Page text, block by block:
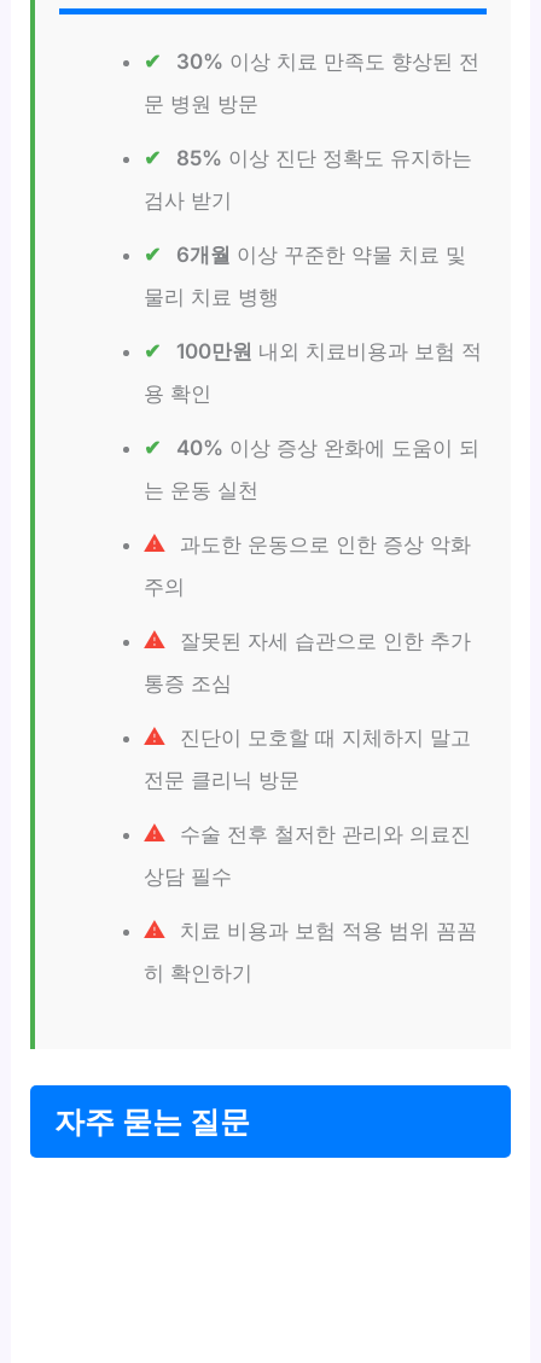
30% 이상 치료 만족도 향상된 전
문 병원 방문
85% 이상 진단 정확도 유지하는
검사 받기
6개월 이상 꾸준한 약물 치료 및
물리 치료 병행
100만원 내외 치료비용과 보험 적
용 확인
40% 이상 증상 완화에 도움이 되
는 운동 실천
과도한 운동으로 인한 증상 악화
주의
잘못된 자세 습관으로 인한 추가
통증 조심
진단이 모호할 때 지체하지 말고
전문 클리닉 방문
수술 전후 철저한 관리와 의료진
상담 필수
치료 비용과 보험 적용 범위 꼼꼼
히 확인하기
자주 묻는 질문